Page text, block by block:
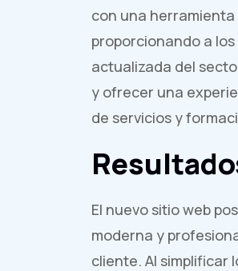
con una
proporcionando a
actualizada del
y ofrecer una
de servicios y
El nuevo sitio web
moderna y
cliente. Al simplificar